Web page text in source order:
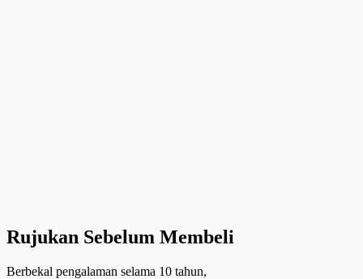
Rujukan Sebelum Membeli
Berbekal pengalaman selama 10 tahun,